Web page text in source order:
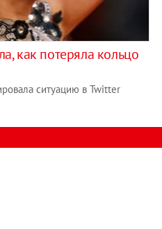
как потеряла кольцо
ситуацию в Twitter